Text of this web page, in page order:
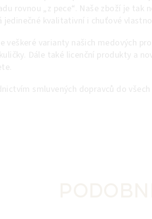
rovnou „z pece“. Naše zboží je tak
jedinečné kvalitativní i chuťové
veškeré varianty našich medových
Dále také licenční produkty a
smluvených dopravců do všech